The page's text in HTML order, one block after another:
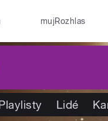
mujRozhlas
Lidé